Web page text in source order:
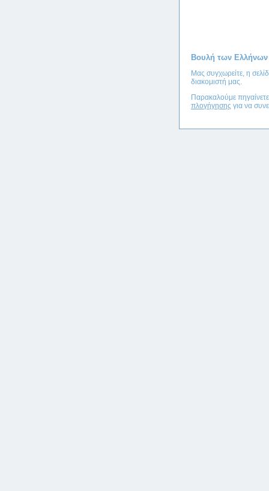
Βουλή των Ελλήνων
Μας συγχωρείτε, η
διακομιστή μας.
Παρακαλούμε
πλογήγησης για να